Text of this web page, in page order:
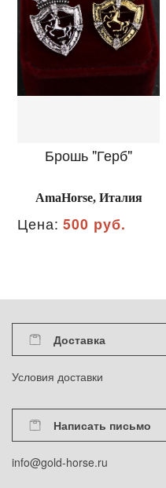
Брошь "Герб"
AmaHorse, Италия
Цена: 500 руб.
Доставка
Условия доставки
Написать письмо
info@gold-horse.ru